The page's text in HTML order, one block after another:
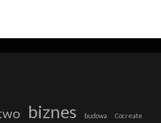
biznes budowa
Cocreate